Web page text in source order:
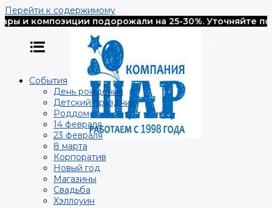
Перейти к содержимому
композиции подорожали на 25-30%. Уточняйте
События
День рождения
Детский праздник
Роддом
14 февраля
23 февраля
8 марта
Корпоратив
Новый год
Магазины
Свадьба
Хэллоуин